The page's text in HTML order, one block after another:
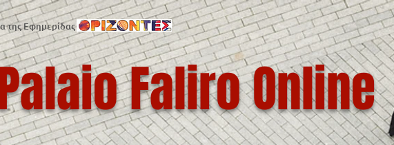
της Εφημερίδας
Faliro Online